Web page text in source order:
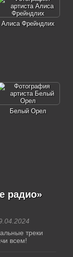
Алиса Фрейндлих
Белый Орел
радио»
треки
всем!